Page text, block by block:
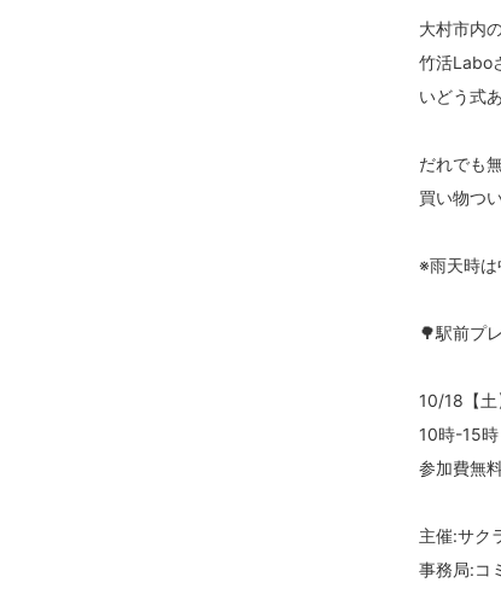
大村市内
竹活Labo
いどう式
だれでも
買い物つ
※雨天時
🌳駅前プ
10/18【土
10時-15時
参加費無
主催:サク
事務局:コ